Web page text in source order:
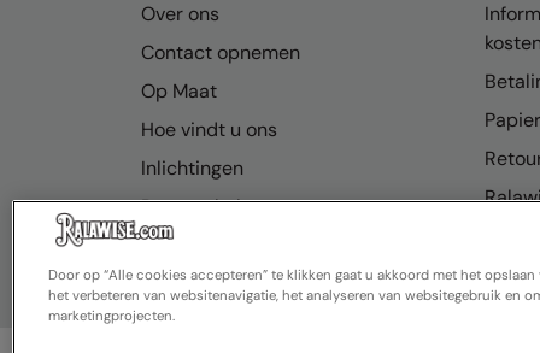
Over ons
Contact opnemen
Op Maat
Hoe vindt u ons
Inlichtingen
Bronnenhub
FAQ
Door op “Alle cookies accepteren” te klikken gaat u akkoord met het
het verbeteren van websitenavigatie, het analyseren van websitegebruik en
marketingprojecten.